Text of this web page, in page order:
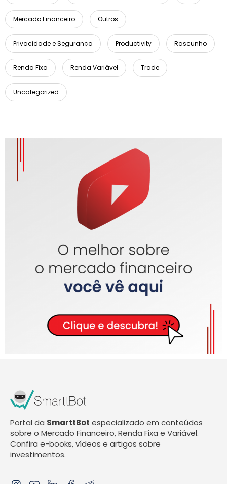
Mercado Financeiro Outros
Privacidade e Segurança Productivity Rascunho
Renda Fixa Renda Variável Trade
Uncategorized
Portal da SmarttBot especializado em conteúdos
sobre o Mercado Financeiro, Renda Fixa e Variável.
Confira e-books, vídeos e artigos sobre
investimentos.